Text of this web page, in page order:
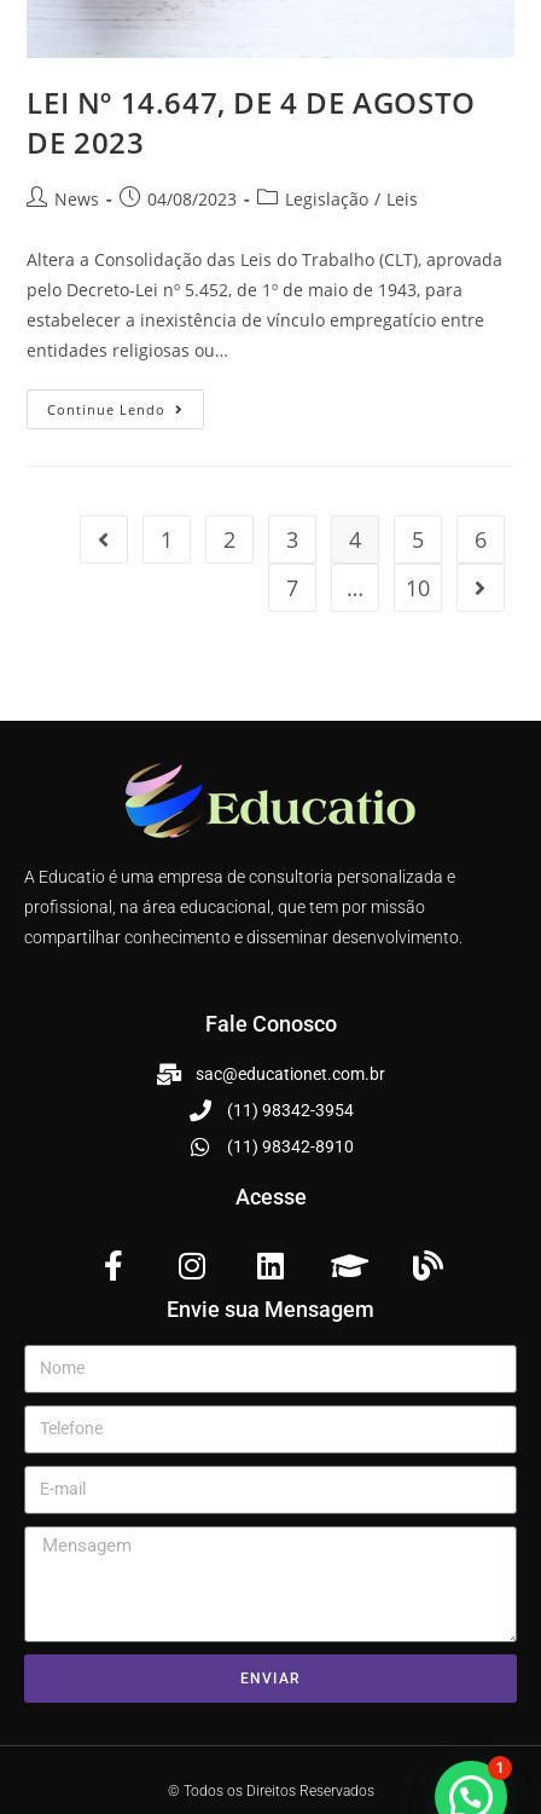
LEI Nº 14.647, DE 4 DE AGOSTO
DE 2023
News 04/08/2023 Legislação / Leis
Altera a Consolidação das Leis do Trabalho (CLT), aprovada
pelo Decreto-Lei nº 5.452, de 1º de maio de 1943, para
estabelecer a inexistência de vínculo empregatício entre
entidades religiosas ou…
Continue Lendo
1 2 3 4 5
6
7
… 10
A Educatio é uma empresa de consultoria personalizada e
profissional, na área educacional, que tem por missão
compartilhar conhecimento e disseminar desenvolvimento.
Fale Conosco
sac@educationet.com.br
(11) 98342-3954
(11) 98342-8910
Acesse
Envie sua Mensagem
ENVIAR
© Todos os Direitos Reservados
1